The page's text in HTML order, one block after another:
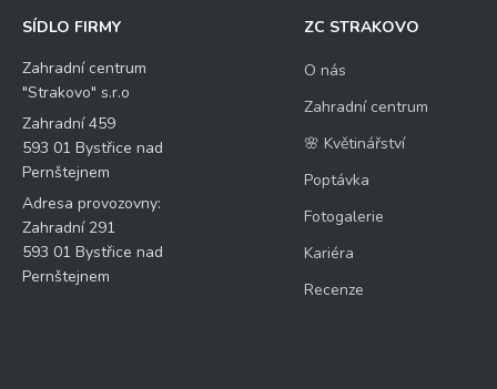
SÍDLO FIRMY
Zahradní centrum
"Strakovo" s.r.o
Zahradní 459
593 01 Bystřice nad
Pernštejnem
Adresa provozovny:
Zahradní 291
593 01 Bystřice nad
Pernštejnem
ZC STRAKOVO
O nás
Zahradní centrum
🌸 Květinářství
Poptávka
Fotogalerie
Kariéra
Recenze